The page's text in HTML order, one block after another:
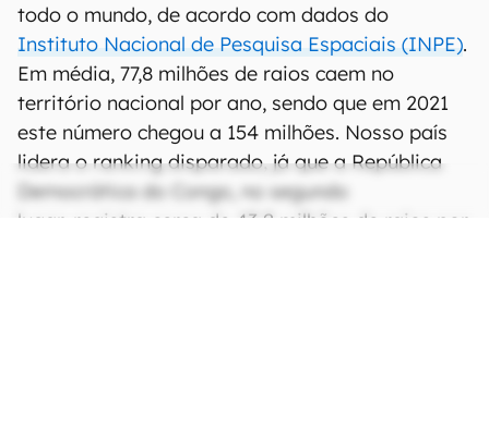
todo o mundo, de acordo com dados do
Instituto Nacional de Pesquisa Espaciais (INPE).
Em média, 77,8 milhões de raios caem no
território nacional por ano, sendo que em 2021
este número chegou a 154 milhões. Nosso país
lidera o ranking disparado, já que a República
Democrática do Congo, no segundo
lugar, registra cerca de 43,2 milhões de raios por